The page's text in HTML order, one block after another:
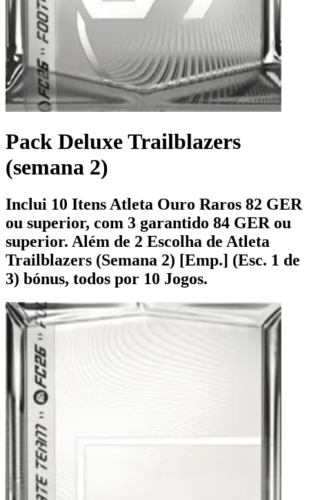
Pack Deluxe Trailblazers
(semana 2)
Inclui 10 Itens Atleta Ouro Raros 82 GER
ou superior, com 3 garantido 84 GER ou
superior. Além de 2 Escolha de Atleta
Trailblazers (Semana 2) [Emp.] (Esc. 1 de
3) bónus, todos por 10 Jogos.